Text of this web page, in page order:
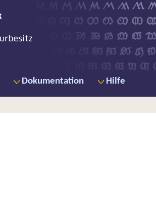
Dokumentation Hilfe